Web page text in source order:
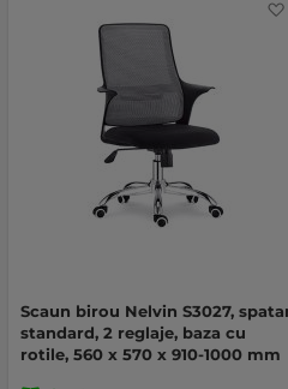
Scaun birou Nelvin S3027,
standard, 2 reglaje, baza cu
rotile, 560 x 570 x 910-1000 mm